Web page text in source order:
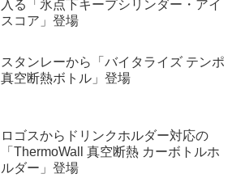
入る「氷点下キープシリンダー・アイ
スコア」登場
スタンレーから「バイタライズ テンポ
真空断熱ボトル」登場
ロゴスからドリンクホルダー対応の
「ThermoWall 真空断熱 カーボトルホ
ルダー」登場